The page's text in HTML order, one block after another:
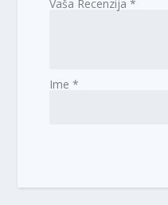
Vaša Recenzija*
Ime*